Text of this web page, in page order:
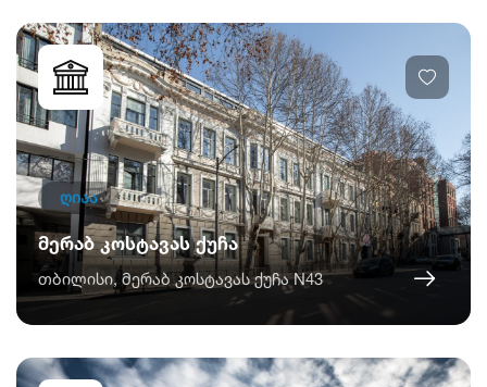
ღიაა
მერაბ კოსტავას ქუჩა
თბილისი, მერაბ კოსტავას ქუჩა N43